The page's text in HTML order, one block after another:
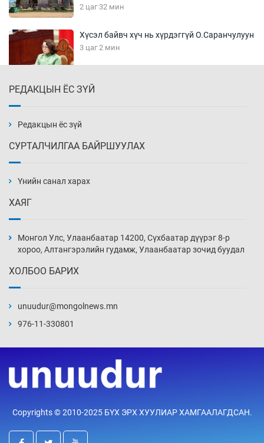
2 цаг 32 мин
Хүсэл байвч хүч нь хүрдэггүй О.Саранчулуун
3 цаг 2 мин
3 цаг 32 мин
4 цаг 2 мин
2026-08-07
2026-08-07
2026-08-07
улсын хурал зохион байгуулна
2026-08-07
РЕДАКЦЫН ЁС ЗҮЙ
Редакцын ёс зүй
СУРТАЛЧИЛГАА БАЙРШУУЛАХ
Үнийн санал харах
ХАЯГ
Монгол Улс, Улаанбаатар 14200, Сүхбаатар дүүрэг 8-р
хороо, Алтангэрэлийн гудамж, Улаанбаатар зочид буудал
ХОЛБОО БАРИХ
unuudur@mongolnews.mn
976-11-330801
Copyrights © 2010-2025 БҮХ ЭРХ ХУУЛИАР ХАМГААЛАГДСАН.